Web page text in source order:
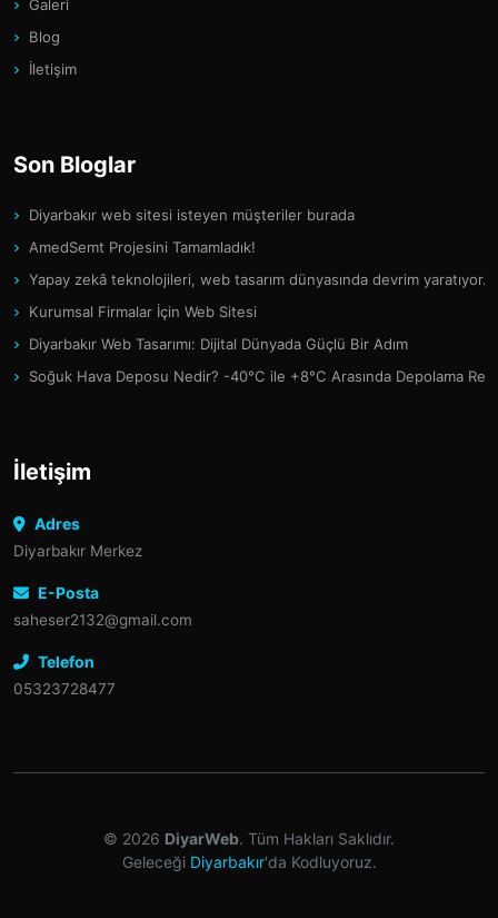
Galeri
Blog
İletişim
Son Bloglar
Diyarbakır web sitesi isteyen müşteriler burada
AmedSemt Projesini Tamamladık!
Yapay zekâ teknolojileri, web tasarım dünyasında devrim yaratıyor.
Kurumsal Firmalar İçin Web Sitesi
Diyarbakır Web Tasarımı: Dijital Dünyada Güçlü Bir Adım
Soğuk Hava Deposu Nedir? -40°C ile +8°C Arasında Depolama
İletişim
Adres
Diyarbakır Merkez
E-Posta
saheser2132@gmail.com
Telefon
05323728477
© 2026 DiyarWeb. Tüm Hakları Saklıdır.
Geleceği Diyarbakır'da Kodluyoruz.